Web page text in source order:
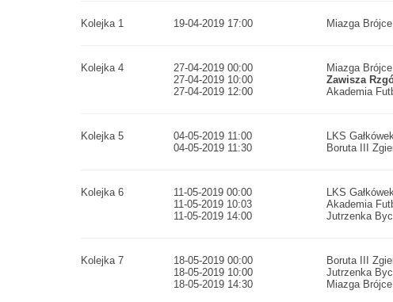
Kolejka 1 19-04-2019 17:00 Miazga Brójce
Kolejka 4 27-04-2019 00:00 Miazga Brójce
27-04-2019 10:00
Zawisza
27-04-2019 12:00
Akademia
Kolejka 5 04-05-2019 11:00 LKS Gałkówek
04-05-2019 11:30
Boruta III
Kolejka 6 11-05-2019 00:00 LKS Gałkówek
11-05-2019 10:03
Akademia
11-05-2019 14:00
Jutrzenka
Kolejka 7 18-05-2019 00:00 Boruta III
18-05-2019 10:00
Jutrzenka
18-05-2019 14:30
Miazga Brójce